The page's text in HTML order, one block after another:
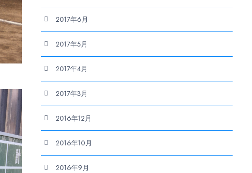
2017年6月
2017年5月
2017年4月
2017年3月
2016年12月
2016年10月
2016年9月